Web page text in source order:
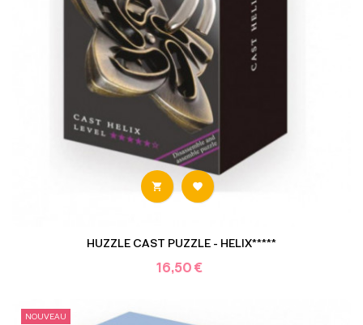
 
HUZZLE CAST PUZZLE - HELIX*****
16,50 €
NOUVEAU